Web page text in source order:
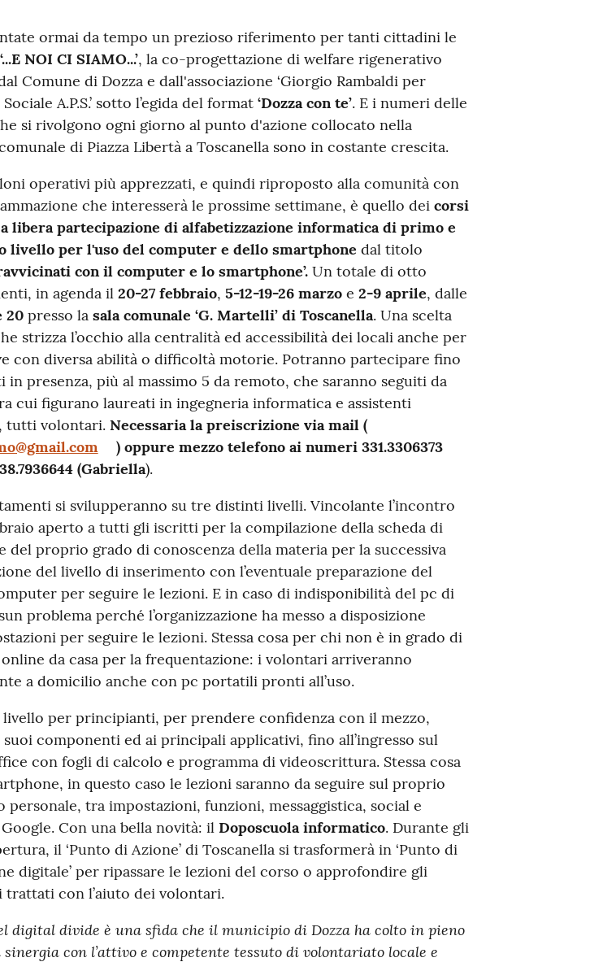
ormai da tempo un prezioso riferimento per tanti cittadini le
‘...E NOI CI SIAMO...’, la co-progettazione di welfare rigenerativo
Comune di Dozza e dall'associazione ‘Giorgio Rambaldi per
A.P.S.’ sotto l’egida del format ‘Dozza con te’. E i numeri delle
si rivolgono ogni giorno al punto d'azione collocato nella
di Piazza Libertà a Toscanella sono in costante crescita.
operativi più apprezzati, e quindi riproposto alla comunità con
che interesserà le prossime settimane, è quello dei corsi
libera partecipazione di alfabetizzazione informatica di primo e
livello per l'uso del computer e dello smartphone dal titolo
con il computer e lo smartphone’.Un totale di otto
in agenda il 20-27 febbraio, 5-12-19-26 marzoe 2-9 aprile, dalle
20presso la sala comunale ‘G. Martelli’ di Toscanella. Una scelta
strizza l’occhio alla centralità ed accessibilità dei locali anche per
con diversa abilità o difficoltà motorie. Potranno partecipare fino
in presenza, più al massimo 5 da remoto, che saranno seguiti da
cui figurano laureati in ingegneria informatica e assistenti
tutti volontari.Necessaria la preiscrizione via mail (
) oppure mezzo telefono ai numeri 331.3306373
(Gabriella).
si svilupperanno su tre distinti livelli. Vincolante l’incontro
aperto a tutti gli iscritti per la compilazione della scheda di
del proprio grado di conoscenza della materia per la successiva
del livello di inserimento con l’eventuale preparazione del
per seguire le lezioni. E in caso di indisponibilità del pc di
problema perché l’organizzazione ha messo a disposizione
per seguire le lezioni. Stessa cosa per chi non è in grado di
da casa per la frequentazione: i volontari arriveranno
a domicilio anche con pc portatili pronti all’uso.
per principianti, per prendere confidenza con il mezzo,
suoi componenti ed ai principali applicativi, fino all’ingresso sul
con fogli di calcolo e programma di videoscrittura. Stessa cosa
in questo caso le lezioni saranno da seguire sul proprio
personale, tra impostazioni, funzioni, messaggistica, social e
Con una bella novità: il Doposcuola informatico. Durante gli
il ‘Punto di Azione’ di Toscanella si trasformerà in ‘Punto di
digitale’ per ripassare le lezioni del corso o approfondire gli
trattati con l’aiuto dei volontari.
digital divide è una sfida che il municipio di Dozza ha colto in pieno
con l’attivo e competente tessuto di volontariato locale e